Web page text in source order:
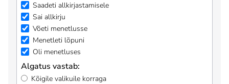
Saadeti allkirjastamisele
Sai allkirju
Võeti menetlusse
Menetleti lõpuni
Oli menetluses
Algatus vastab:
Kõigile valikuile korraga